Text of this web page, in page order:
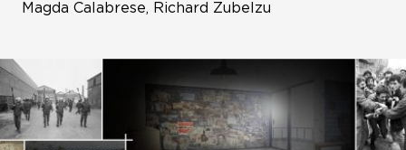
Magda Calabrese, Richard Zubelzu